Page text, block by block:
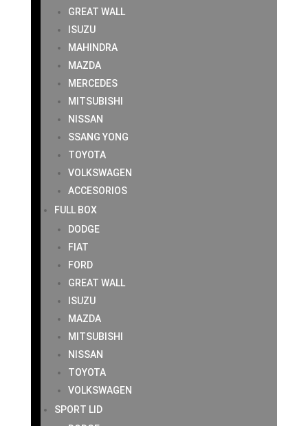
GREAT WALL
ISUZU
MAHINDRA
MAZDA
MERCEDES
MITSUBISHI
NISSAN
SSANG YONG
TOYOTA
VOLKSWAGEN
ACCESORIOS
FULL BOX
DODGE
FIAT
FORD
GREAT WALL
ISUZU
MAZDA
MITSUBISHI
NISSAN
TOYOTA
VOLKSWAGEN
SPORT LID